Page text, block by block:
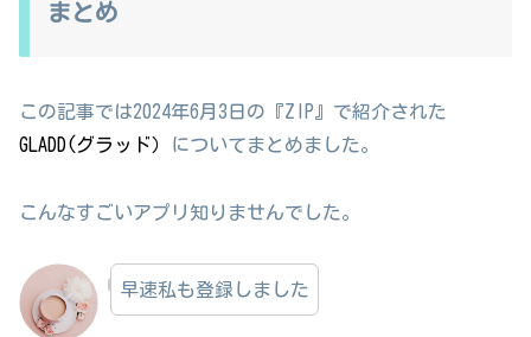
まとめ
この記事では2024年6月3日の『ZIP』で紹介された
GLADD(グラッド）
についてまとめました。
こんなすごいアプリ知りませんでした。
早速私も登録しました